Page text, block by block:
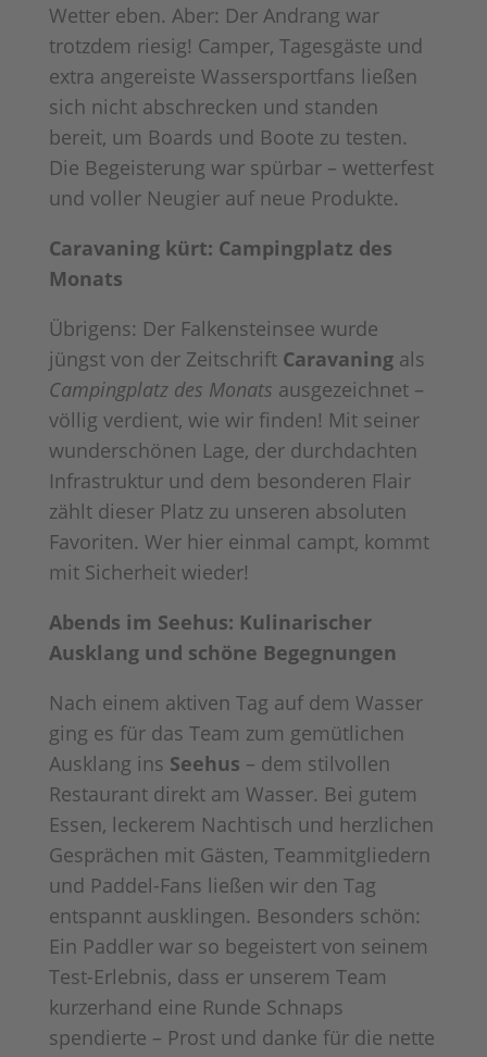
Wetter eben. Aber: Der Andrang war
trotzdem riesig! Camper, Tagesgäste und
extra angereiste Wassersportfans ließen
sich nicht abschrecken und standen
bereit, um Boards und Boote zu testen.
Die Begeisterung war spürbar – wetterfest
und voller Neugier auf neue Produkte.
Caravaning kürt: Campingplatz des
Monats
Übrigens: Der Falkensteinsee wurde
jüngst von der Zeitschrift Caravaningals
Campingplatz des Monats ausgezeichnet –
völlig verdient, wie wir finden! Mit seiner
wunderschönen Lage, der durchdachten
Infrastruktur und dem besonderen Flair
zählt dieser Platz zu unseren absoluten
Favoriten. Wer hier einmal campt, kommt
mit Sicherheit wieder!
Abends im Seehus: Kulinarischer
Ausklang und schöne Begegnungen
Nach einem aktiven Tag auf dem Wasser
ging es für das Team zum gemütlichen
Ausklang ins Seehus – dem stilvollen
Restaurant direkt am Wasser. Bei gutem
Essen, leckerem Nachtisch und herzlichen
Gesprächen mit Gästen, Teammitgliedern
und Paddel-Fans ließen wir den Tag
entspannt ausklingen. Besonders schön:
Ein Paddler war so begeistert von seinem
Test-Erlebnis, dass er unserem Team
kurzerhand eine Runde Schnaps
spendierte – Prost und danke für die nette